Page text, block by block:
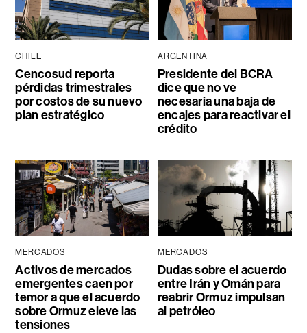
CHILE
Cencosud reporta
pérdidas trimestrales
por costos de su nuevo
plan estratégico
ARGENTINA
Presidente del BCRA
dice que no ve
necesaria una baja de
encajes para reactivar el
crédito
MERCADOS
Activos de mercados
emergentes caen por
temor a que el acuerdo
sobre Ormuz eleve las
tensiones
MERCADOS
Dudas sobre el acuerdo
entre Irán y Omán para
reabrir Ormuz impulsan
al petróleo